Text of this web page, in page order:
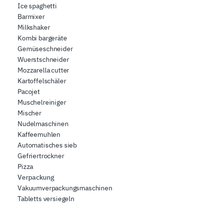
Ice spaghetti
Barmixer
Milkshaker
Kombi bargeräte
Gemüseschneider
Wuerstschneider
Mozzarella cutter
Kartoffelschäler
Pacojet
Muschelreiniger
Mischer
Nudelmaschinen
Kaffeemuhlen
Automatisches sieb
Gefriertrockner
Pizza
Verpackung
Vakuumverpackungsmaschinen
Tabletts versiegeln